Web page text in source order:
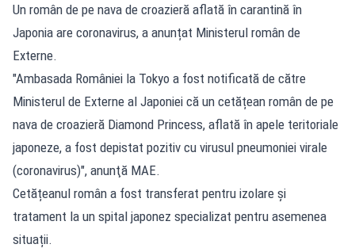
Un român de pe nava de croazieră aflată în carantină în
Japonia are coronavirus, a anunțat Ministerul român de
Externe.
"Ambasada României la Tokyo a fost notificată de către
Ministerul de Externe al Japoniei că un cetățean român de pe
nava de croazieră Diamond Princess, aflată în apele teritoriale
japoneze, a fost depistat pozitiv cu virusul pneumoniei virale
(coronavirus)", anunţă MAE.
Cetățeanul român a fost transferat pentru izolare și
tratament la un spital japonez specializat pentru asemenea
situații.